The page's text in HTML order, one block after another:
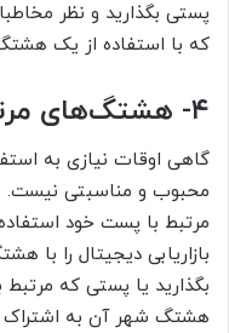
پستی بگذارید و نظر
که با استفاده از یک
۴- هشتگ‌های مرتبط با متن
گاهی اوقات نیازی به
محبوب و مناسبتی
مرتبط با پست خود
بازاریابی دیجیتال را با
بگذارید یا پستی که
هشتگ شهر آن به اشتراک